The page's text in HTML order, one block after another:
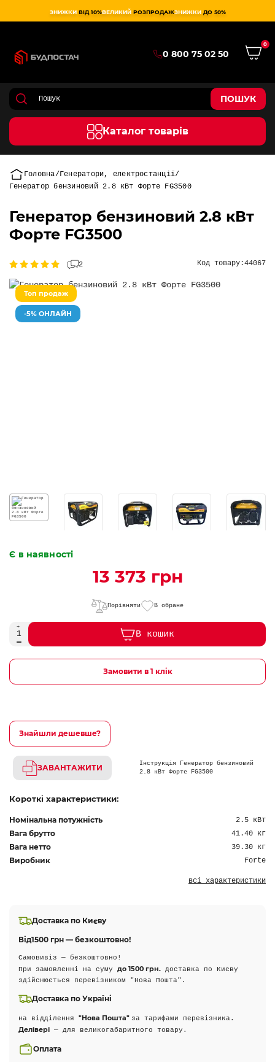
ЗНИЖКИ ВІД 10%ВЕЛИКИЙ РОЗПРОДАЖЗНИЖКИ ДО 50%
0 800 75 02 50
0
ПОШУК
Каталог товарів
Головна Генератори, електростанції
Генератор бензиновий 2.8 кВт Форте FG3500
Генератор бензиновий 2.8 кВт
Форте FG3500
2 Код товару:44067
Топ продаж
-5% ОНЛАЙН
Є в наявності
13 373 грн
Порівняти В обране
В кошик
Замовити в 1 клік
Знайшли дешевше?
ЗАВАНТАЖИТИ
Інструкція Генератор бензиновий
2.8 кВт Форте FG3500
Короткі характеристики:
Номінальна потужність 2.5 кВт
Вага брутто 41.40 кг
Вага нетто 39.30 кг
Виробник Forte
всі характеристики
Доставка по Києву
Від1500 грн — безкоштовно!
Самовивіз — безкоштовно!
При замовленні на суму до 1500 грн. доставка по Києву
здійснюється перевізником "Нова Пошта".
Доставка по Україні
на відділення "Нова Пошта" за тарифами перевізника.
Делівері — для великогабаритного товару.
Оплата